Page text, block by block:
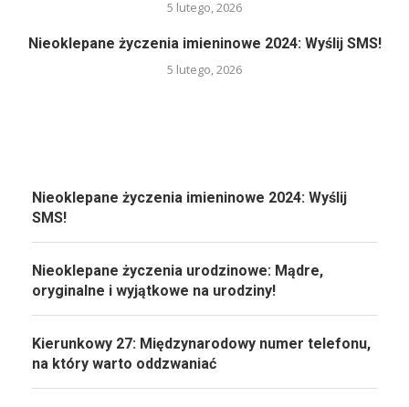
5 lutego, 2026
Nieoklepane życzenia imieninowe 2024: Wyślij SMS!
5 lutego, 2026
Nieoklepane życzenia imieninowe 2024: Wyślij
SMS!
Nieoklepane życzenia urodzinowe: Mądre,
oryginalne i wyjątkowe na urodziny!
Kierunkowy 27: Międzynarodowy numer telefonu,
na który warto oddzwaniać